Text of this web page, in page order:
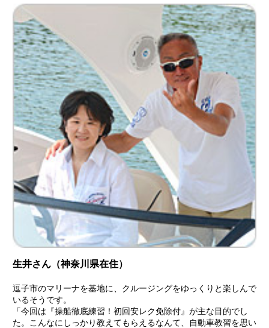
生井さん（神奈川県在住）
逗子市のマリーナを基地に、クルージングをゆっくりと楽しんで
いるそうです。
「今回は『操船徹底練習！初回安レク免除付』が主な目的でし
た。こんなにしっかり教えてもらえるなんて、自動車教習を思い